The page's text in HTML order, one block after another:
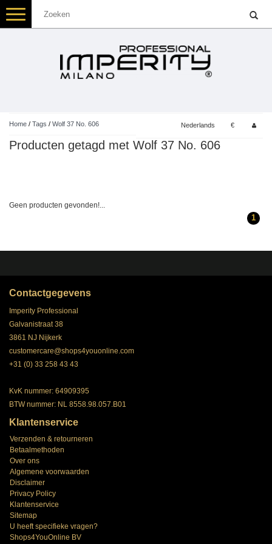
Toggle
navigation
Home / Tags / Wolf 37 No. 606 Nederlands €
Producten getagd met Wolf 37 No. 606
Geen producten gevonden!...
1
Contactgegevens
Imperity Professional
Galvanistraat 38
3861 NJ Nijkerk
customercare@shops4youonline.com
+31 (0) 33 258 43 43
KvK nummer: 64909395
BTW nummer: NL 8558.98.057.B01
Klantenservice
Verzenden & retourneren
Betaalmethoden
Over ons
Algemene voorwaarden
Disclaimer
Privacy Policy
Klantenservice
Sitemap
U heeft specifieke vragen?
Shops4YouOnline BV